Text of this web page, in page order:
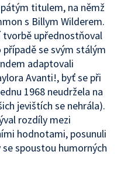
titulem, na němž
s Billym Wilderem.
tvorbě upřednostňoval
se svým stálým
adaptovali
Avanti!, byť se při
1968 neudržela na
jevištích se nehrála).
rozdíly mezi
hodnotami, posunuli
spoustou humorných